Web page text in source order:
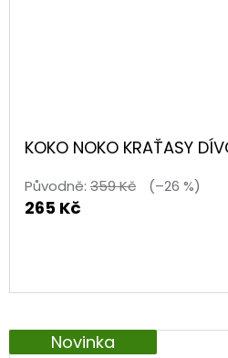
KOKO NOKO KRAŤASY
Původně: 359 Kč (–26 %)
265 Kč
Novinka